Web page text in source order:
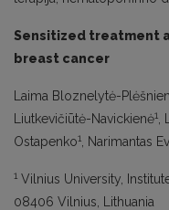
Sensitized treatment
breast cancer
Laima Bloznelytė-
Liutkevičiūtė-Navickienė1
Ostapenko1 , Narimantas
1 Vilnius University,
08406 Vilnius, Lithuania